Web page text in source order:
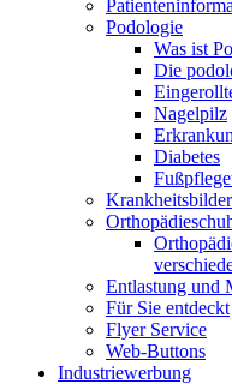
Podologie
Was ist
Die
Nagelpilz
Diabetes
Krankheitsbilder
Entlastung und
Für Sie entdeckt
Flyer Service
Web-Buttons
Industriewerbung